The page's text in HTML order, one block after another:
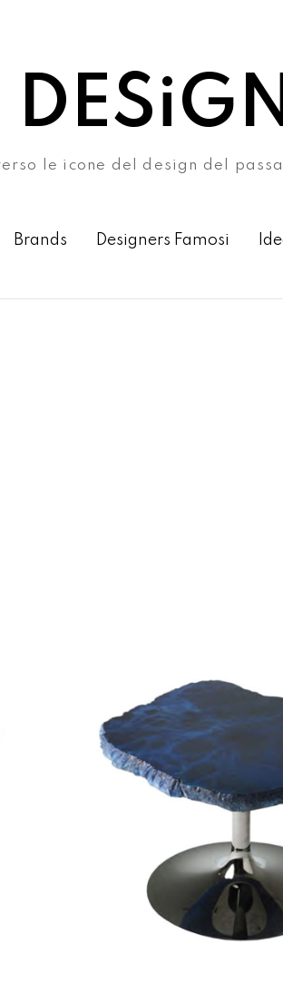
le icone del design del
Brands Designers Famosi